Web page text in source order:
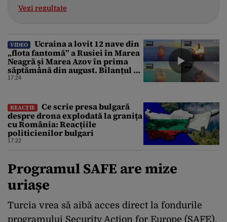
Vezi rezultate
VIDEO
Ucraina a lovit 12 nave din
„flota fantomă” a Rusiei în Marea
Neagră și Marea Azov în prima
săptămână din august. Bilanțul a
ajuns la 218
17:24
REACȚIE
Ce scrie presa bulgară
despre drona explodată la granița
cu România: Reacțiile
politicienilor bulgari
17:22
Programul SAFE are mize
uriașe
Turcia vrea să aibă acces direct la fondurile
programului Security Action for Europe (SAFE),